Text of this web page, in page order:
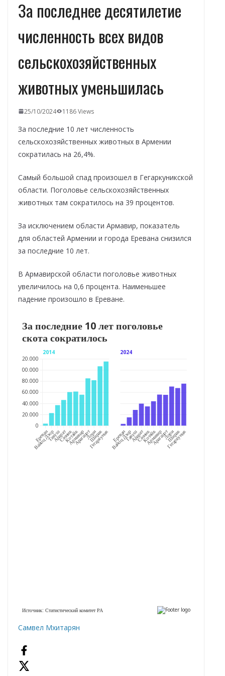
За последнее десятилетие
численность всех видов
сельскохозяйственных
животных уменьшилась
25/10/2024 1186 Views
За последние 10 лет численность
сельскохозяйственных животных в Армении
сократилась на 26,4%.
Самый большой спад произошел в Гегаркуникской
области. Поголовье сельскохозяйственных
животных там сократилось на 39 процентов.
За исключением области Армавир, показатель
для областей Армении и города Еревана снизился
за последние 10 лет.
В Армавирской области поголовье животных
увеличилось на 0,6 процента. Наименьшее
падение произошло в Ереване.
Самвел Мхитарян